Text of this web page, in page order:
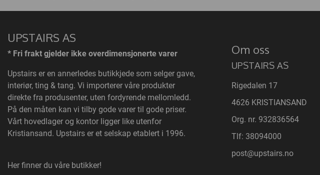
UPSTAIRS AS
* Fri frakt gjelder ikke overdimensjonerte varer
Upstairs er en annerledes butikkjede som selger gave,
interiør, ting & tang. Vi importerer våre produkter
direkte fra produsenter, uten fordyrende mellomledd.
På den måten kan vi tilby gode varer til gode priser.
Vårt hovedlager og kontor ligger like utenfor
Kristiansand. Upstairs er et selskap etablert i 1996.
Her finner du våre butikker!
Om oss
UPSTAIRS AS
Rigedalen 17
4626 KRISTIANSAND
Org. nr. 932836564
Tlf: 38094000
post@upstairs.no